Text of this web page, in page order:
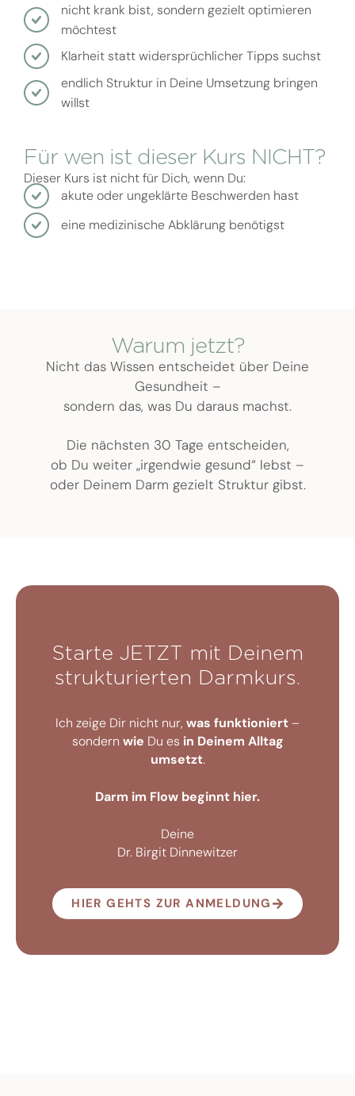
nicht krank bist, sondern gezielt optimieren
möchtest
Klarheit statt widersprüchlicher Tipps suchst
endlich Struktur in Deine Umsetzung bringen
willst
Für wen ist dieser Kurs NICHT?
Dieser Kurs ist nicht für Dich, wenn Du:
akute oder ungeklärte Beschwerden hast
eine medizinische Abklärung benötigst
Warum jetzt?
Nicht das Wissen entscheidet über Deine
Gesundheit –
sondern das, was Du daraus machst.
Die nächsten 30 Tage entscheiden,
ob Du weiter „irgendwie gesund“ lebst –
oder Deinem Darm gezielt Struktur gibst.
Starte JETZT mit Deinem
strukturierten Darmkurs.
Ich zeige Dir nicht nur, was funktioniert–
sondern wie Du es in Deinem Alltag
umsetzt.
Darm im Flow beginnt hier.
Deine
Dr. Birgit Dinnewitzer
HIER GEHTS ZUR ANMELDUNG